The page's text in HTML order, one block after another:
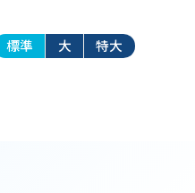
標準 大 特大